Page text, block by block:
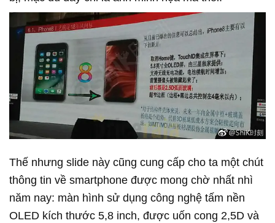
Thế nhưng slide này cũng cung cấp cho ta một chút
thông tin về smartphone được mong chờ nhất nhì
năm nay: màn hình sử dụng công nghệ tấm nền
OLED kích thước 5,8 inch, được uốn cong 2,5D và